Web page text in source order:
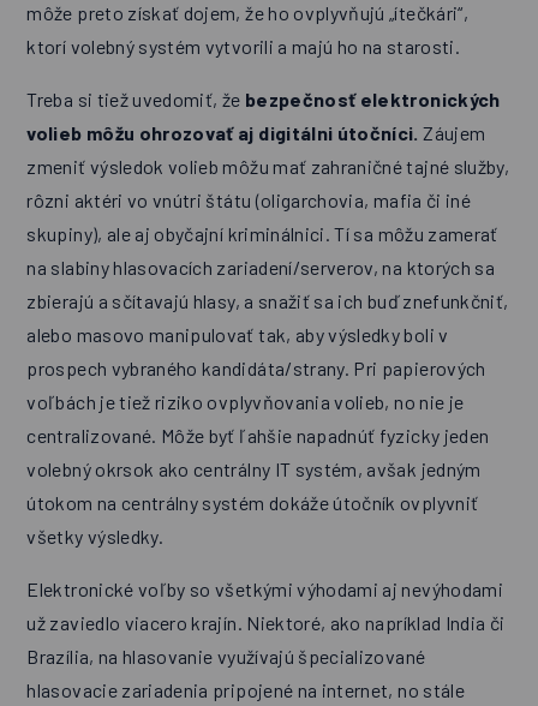
môže preto získať dojem, že ho ovplyvňujú „ítečkári“,
ktorí volebný systém vytvorili a majú ho na starosti.
Treba si tiež uvedomiť, že bezpečnosť elektronických
volieb môžu ohrozovať aj digitálni útočníci.Záujem
zmeniť výsledok volieb môžu mať zahraničné tajné služby,
rôzni aktéri vo vnútri štátu (oligarchovia, mafia či iné
skupiny), ale aj obyčajní kriminálnici. Tí sa môžu zamerať
na slabiny hlasovacích zariadení/serverov, na ktorých sa
zbierajú a sčítavajú hlasy, a snažiť sa ich buď znefunkčniť,
alebo masovo manipulovať tak, aby výsledky boli v
prospech vybraného kandidáta/strany. Pri papierových
voľbách je tiež riziko ovplyvňovania volieb, no nie je
centralizované. Môže byť ľahšie napadnúť fyzicky jeden
volebný okrsok ako centrálny IT systém, avšak jedným
útokom na centrálny systém dokáže útočník ovplyvniť
všetky výsledky.
Elektronické voľby so všetkými výhodami aj nevýhodami
už zaviedlo viacero krajín. Niektoré, ako napríklad India či
Brazília, na hlasovanie využívajú špecializované
hlasovacie zariadenia pripojené na internet, no stále